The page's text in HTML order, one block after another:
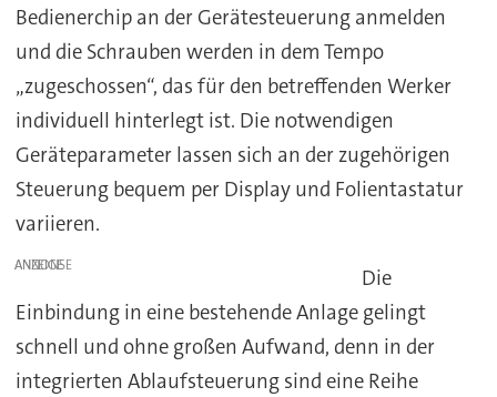
Bedienerchip an der Gerätesteuerung anmelden
und die Schrauben werden in dem Tempo
„zugeschossen“, das für den betreffenden Werker
individuell hinterlegt ist. Die notwendigen
Geräteparameter lassen sich an der zugehörigen
Steuerung bequem per Display und Folientastatur
variieren.
ANZEIGE
Die
Einbindung in eine bestehende Anlage gelingt
schnell und ohne großen Aufwand, denn in der
integrierten Ablaufsteuerung sind eine Reihe